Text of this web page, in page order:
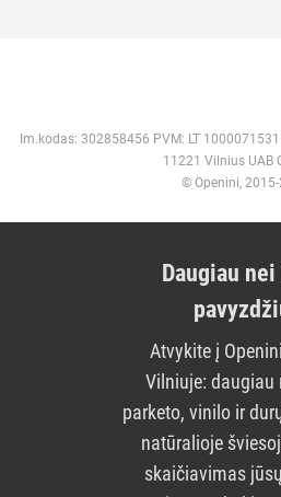
Im.kodas: 302858456 PVM: LT
11221 Vilnius UAB
© Openini,
Daugiau
Atvykite į
Vilniuje: daugiau
parketo, vinilo ir
natūralioje
skaičiavimas